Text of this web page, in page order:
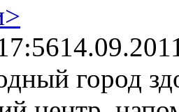
город